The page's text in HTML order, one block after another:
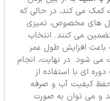
می کند، در حالی که
های مخصوص، تمیزی
می کنند. انتخاب
افزایش طول عمر
می شود. در نهایت، انجام
ای با استفاده از
حفظ کیفیت آب و صرفه
و می توان به صورت